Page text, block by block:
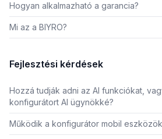
Hogyan alkalmazható a garancia?
Mi az a BIYRO?
Fejlesztési kérdések
Hozzá tudják adni az AI funkciókat,
konfigurátort AI ügynökké?
Működik a konfigurátor mobil